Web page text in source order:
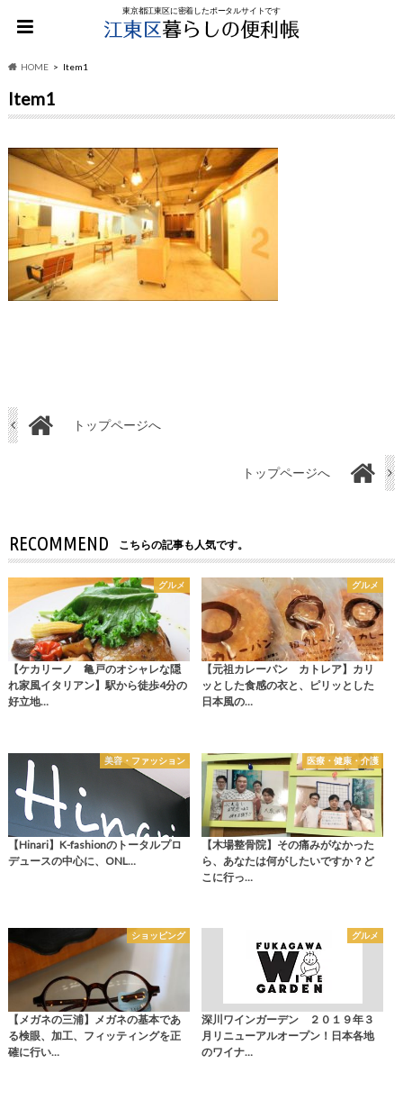
東京都江東区に密着したポータルサイトです
HOME Item1
Item1
トップページへ
トップページへ
RECOMMEND こちらの記事も人気です。
グルメ
【ケカリーノ 亀戸のオシャレな隠
れ家風イタリアン】駅から徒歩4分の
好立地…
グルメ
【元祖カレーパン カトレア】カリ
ッとした食感の衣と、ピリッとした
日本風の…
美容・ファッション
【Hinari】K-fashionのトータルプロ
デュースの中心に、ONL…
医療・健康・介護
【木場整骨院】その痛みがなかった
ら、あなたは何がしたいですか？ど
こに行っ…
ショッピング
【メガネの三浦】メガネの基本であ
る検眼、加工、フィッティングを正
確に行い…
グルメ
深川ワインガーデン ２０１９年３
月リニューアルオープン！日本各地
のワイナ…